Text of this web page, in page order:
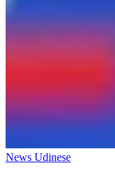
News Udinese